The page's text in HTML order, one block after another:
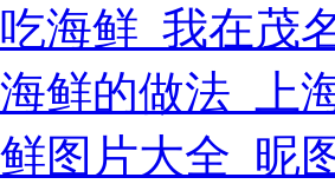
海鲜_我在茂
鲜的做法_上
图片大全_昵